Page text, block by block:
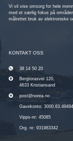
Vi vil vise omsorg for hele
med et særlig fokus på
målrettet bruk av elektroniske
KONTAKT OSS
38 14 50 20
Bergtorasvei 120,
4633 Kristiansand
post@norea.no
Gavekonto: 3000.63.49494
Vipps-nr: 45085
Org. nr: 931983342